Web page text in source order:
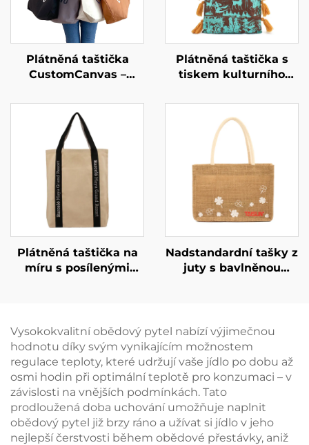
Plátněná taštička
CustomCanvas –
nutnost
Plátněná taštička s
tiskem kulturního
řemeslný design
zakořeněný v místní
historii
Plátněná taštička na
míru s posílenými
Nadstandardní tašky z
juty s bavlněnou
balíček,
znovupoužitelné,
ideální pro piknik,
kempink, pláž a
outdoorové aktivity
Vysokokvalitní obědový pytel nabízí výjimečnou
hodnotu díky svým vynikajícím možnostem
regulace teploty, které udržují vaše jídlo po dobu až
osmi hodin při optimální teplotě pro konzumaci – v
závislosti na vnějších podmínkách. Tato
prodloužená doba uchování umožňuje naplnit
obědový pytel již brzy ráno a užívat si jídlo v jeho
nejlepší čerstvosti během obědové přestávky, aniž